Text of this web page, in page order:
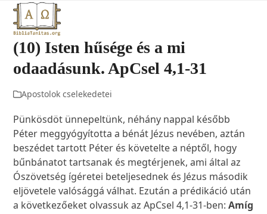
Skip
content
Open
mobile
menu
Close
mobile
menu
(10) Isten hűsége és a mi
odaadásunk. ApCsel 4,1-31
Apostolok cselekedetei
Pünkösdöt ünnepeltünk, néhány nappal később
Péter meggyógyította a bénát Jézus nevében, aztán
beszédet tartott Péter és követelte a néptől, hogy
bűnbánatot tartsanak és megtérjenek, ami által az
Ószövetség ígéretei beteljesednek és Jézus második
eljövetele valósággá válhat. Ezután a prédikáció után
a következőeket olvassuk az ApCsel 4,1-31-ben:Amíg